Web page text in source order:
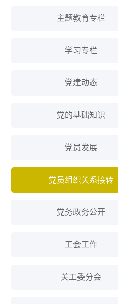
主题教育专栏
学习专栏
党建动态
党的基础知识
党员发展
党员组织关系接转
党务政务公开
工会工作
关工委分会